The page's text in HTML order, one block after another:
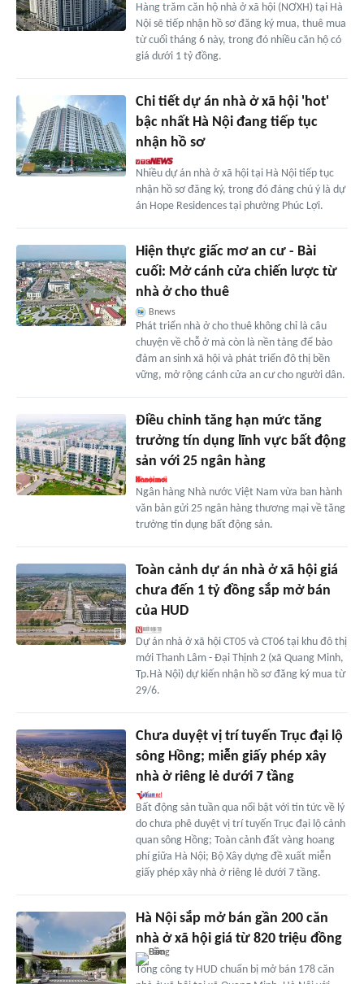
Hàng trăm căn hộ nhà ở xã hội (NƠXH) tại Hà
Nội sẽ tiếp nhận hồ sơ đăng ký mua, thuê mua
từ cuối tháng 6 này, trong đó nhiều căn hộ có
giá dưới 1 tỷ đồng.
Chi tiết dự án nhà ở xã hội 'hot'
bậc nhất Hà Nội đang tiếp tục
nhận hồ sơ
Nhiều dự án nhà ở xã hội tại Hà Nội tiếp tục
nhận hồ sơ đăng ký, trong đó đáng chú ý là dự
án Hope Residences tại phường Phúc Lợi.
Hiện thực giấc mơ an cư - Bài
cuối: Mở cánh cửa chiến lược từ
nhà ở cho thuê
Bnews
Phát triển nhà ở cho thuê không chỉ là câu
chuyện về chỗ ở mà còn là nền tảng để bảo
đảm an sinh xã hội và phát triển đô thị bền
vững, mở rộng cánh cửa an cư cho người dân.
Điều chỉnh tăng hạn mức tăng
trưởng tín dụng lĩnh vực bất động
sản với 25 ngân hàng
Ngân hàng Nhà nước Việt Nam vừa ban hành
văn bản gửi 25 ngân hàng thương mại về tăng
trưởng tín dụng bất động sản.
Toàn cảnh dự án nhà ở xã hội giá
chưa đến 1 tỷ đồng sắp mở bán
của HUD
Dự án nhà ở xã hội CT05 và CT06 tại khu đô thị
mới Thanh Lâm - Đại Thịnh 2 (xã Quang Minh,
Tp.Hà Nội) dự kiến nhận hồ sơ đăng ký mua từ
29/6.
Chưa duyệt vị trí tuyến Trục đại lộ
sông Hồng; miễn giấy phép xây
nhà ở riêng lẻ dưới 7 tầng
Bất động sản tuần qua nổi bật với tin tức về lý
do chưa phê duyệt vị trí tuyến Trục đại lộ cảnh
quan sông Hồng; Toàn cảnh đất vàng hoang
phí giữa Hà Nội; Bộ Xây dựng đề xuất miễn
giấy phép xây nhà ở riêng lẻ dưới 7 tầng.
Hà Nội sắp mở bán gần 200 căn
nhà ở xã hội giá từ 820 triệu đồng
Tổng công ty HUD chuẩn bị mở bán 178 căn